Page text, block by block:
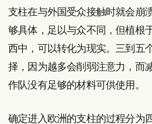
支柱在与外国受众接触时就会崩
够具体，足以与众不同，但植根
西中，可以转化为现实。三到五
择，因为越多会削弱注意力，而
作队没有足够的材料可供使用。
确定进入欧洲的支柱的过程分为